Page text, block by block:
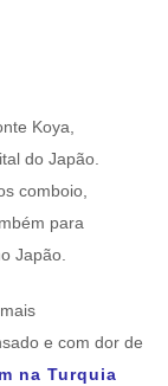
Koya,
do Japão.
comboio,
para
Japão.
e com dor de
na Turquia